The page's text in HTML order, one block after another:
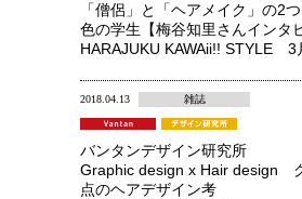
「僧侶」と「ヘアメイク」の2
色の学生【梅谷知里さんインタ
HARAJUKU KAWAii!! STYLE 3
2018.04.13 雑誌
バンタンデザイン研究所
Graphic design x Hair design
点のヘアデザイン考